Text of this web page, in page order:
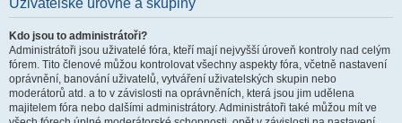
Uživatelské úrovně a skupiny
Kdo jsou to administrátoři?
Administrátoři jsou uživatelé fóra, kteří mají nejvyšší úroveň kontroly nad celým
fórem. Tito členové můžou kontrolovat všechny aspekty fóra, včetně nastavení
oprávnění, banování uživatelů, vytváření uživatelských skupin nebo
moderátorů atd. a to v závislosti na oprávněních, která jsou jim udělena
majitelem fóra nebo dalšími administrátory. Administrátoři také můžou mít ve